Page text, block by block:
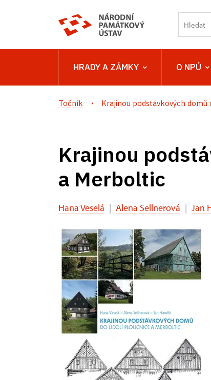
HRADY A ZÁMKY O NPÚ
Točník Krajinou podstávkových domů
Krajinou
a Merboltic
Hana Veselá | Alena Sellnerová | Jan